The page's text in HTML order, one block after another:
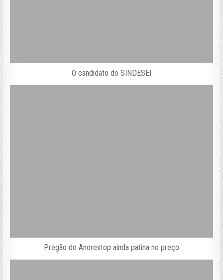
O candidato do SINDESEI
Pregão do Anorextop ainda patina no preço